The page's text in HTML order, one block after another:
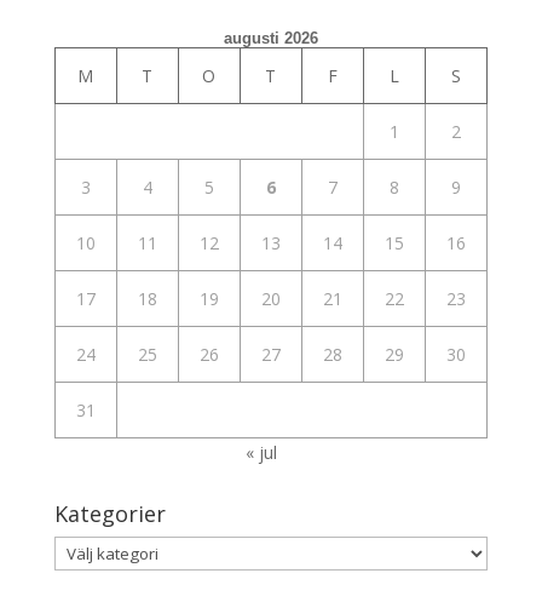
augusti 2026
M T O T F L S
1 2
3 4 5 6 7 8 9
10 11 12 13 14 15 16
17 18 19 20 21 22 23
24 25 26 27 28 29 30
31
« jul
Kategorier
Kategorier